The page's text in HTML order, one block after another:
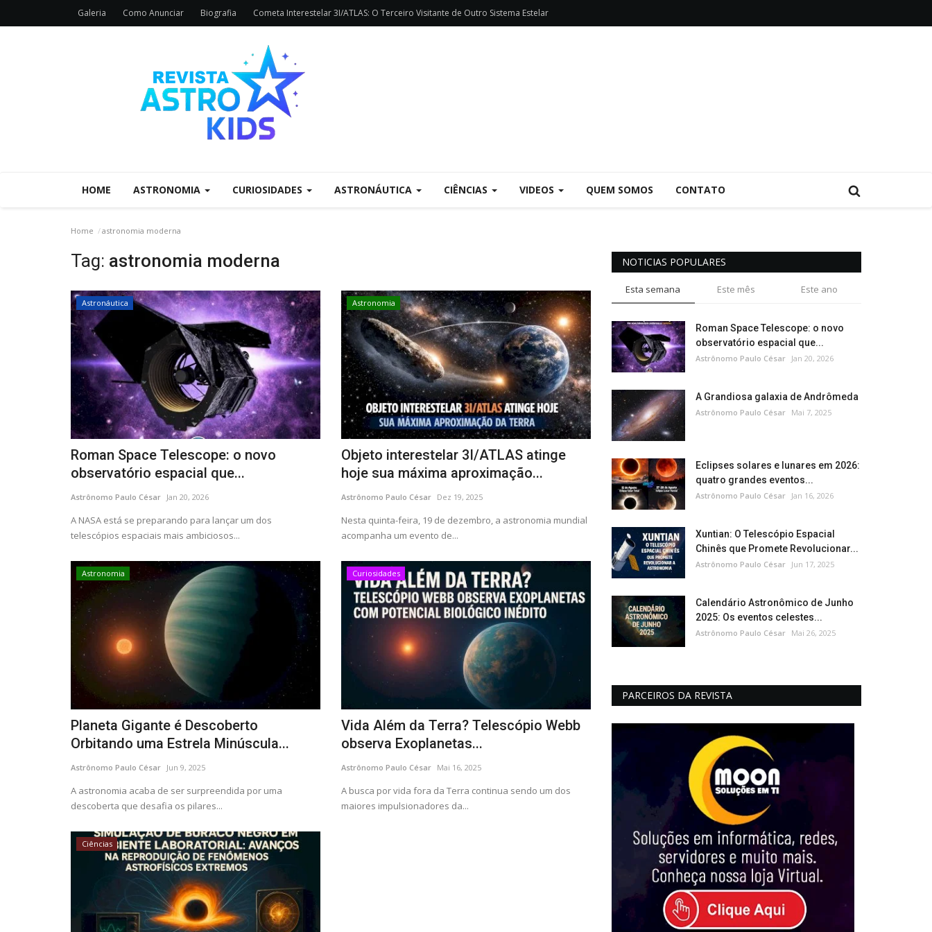
Galeria Como Anunciar Biografia Cometa Interestelar 3I/ATLAS: O Terceiro Visitante de Outro Sistema Estelar
HOME ASTRONOMIA CURIOSIDADES ASTRONÁUTICA CIÊNCIAS VIDEOS QUEM SOMOS CONTATO
Home astronomia moderna
Tag: astronomia moderna
Astronáutica
Roman Space Telescope: o novo
observatório espacial que...
Astrônomo Paulo César Jan 20, 2026
A NASA está se preparando para lançar um dos
telescópios espaciais mais ambiciosos...
Astronomia
Objeto interestelar 3I/ATLAS atinge
hoje sua máxima aproximação...
Astrônomo Paulo César Dez 19, 2025
Nesta quinta-feira, 19 de dezembro, a astronomia mundial
acompanha um evento de...
Astronomia
Planeta Gigante é Descoberto
Orbitando uma Estrela Minúscula...
Astrônomo Paulo César Jun 9, 2025
A astronomia acaba de ser surpreendida por uma
descoberta que desafia os pilares...
Curiosidades
Vida Além da Terra? Telescópio Webb
observa Exoplanetas...
Astrônomo Paulo César Mai 16, 2025
A busca por vida fora da Terra continua sendo um dos
maiores impulsionadores da...
Ciências
NOTICIAS POPULARES
Esta semana Este mês Este ano
Roman Space Telescope: o novo
observatório espacial que...
Astrônomo Paulo César Jan 20, 2026
A Grandiosa galaxia de Andrômeda
Astrônomo Paulo César Mai 7, 2025
Eclipses solares e lunares em 2026:
quatro grandes eventos...
Astrônomo Paulo César Jan 16, 2026
Xuntian: O Telescópio Espacial
Chinês que Promete Revolucionar...
Astrônomo Paulo César Jun 17, 2025
Calendário Astronômico de Junho
2025: Os eventos celestes...
Astrônomo Paulo César Mai 26, 2025
PARCEIROS DA REVISTA